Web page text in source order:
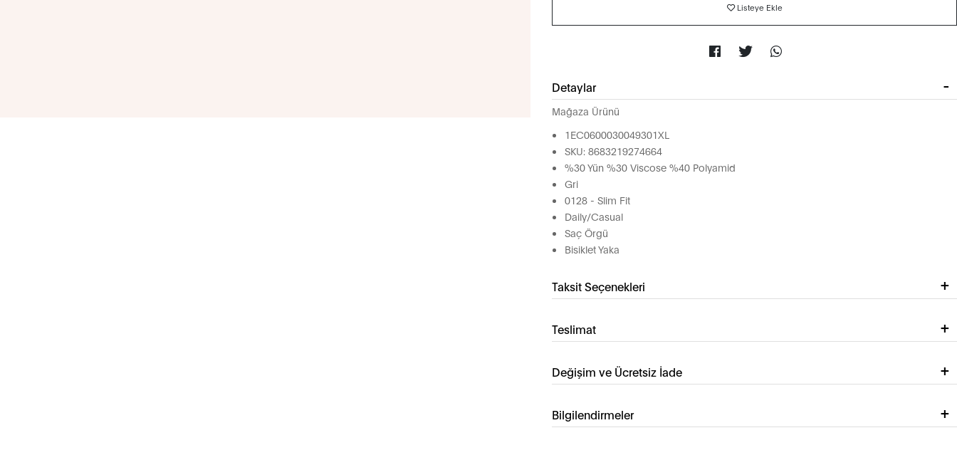
Listeye Ekle
Detaylar
Mağaza Ürünü
1EC0600030049301XL
SKU: 8683219274664
%30 Yün %30 Viscose %40 Polyamid
Gri
0128 - Slim Fit
Daily/Casual
Saç Örgü
Bisiklet Yaka
Taksit Seçenekleri
Teslimat
Değişim ve Ücretsiz İade
Bilgilendirmeler